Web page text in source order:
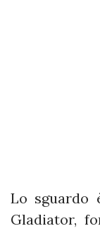
Lo sguardo
Gladiator,